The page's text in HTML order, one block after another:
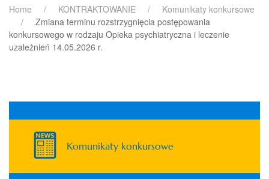
Home KONTRAKTOWANIE
Komunikaty konkursowe
Zmiana terminu rozstrzygnięcia postępowania
konkursowego w rodzaju Opieka psychiatryczna i leczenie
uzależnień 14.05.2026 r.
Komunikaty konkursowe